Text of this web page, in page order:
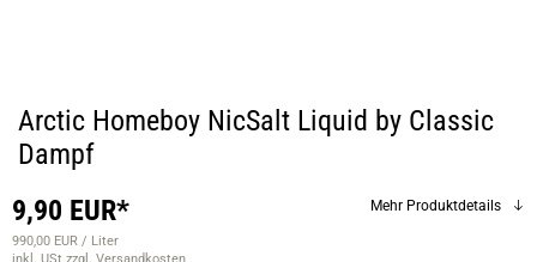
Arctic Homeboy NicSalt Liquid by Classic
Dampf
9,90 EUR*
990,00 EUR / Liter
Mehr Produktdetails